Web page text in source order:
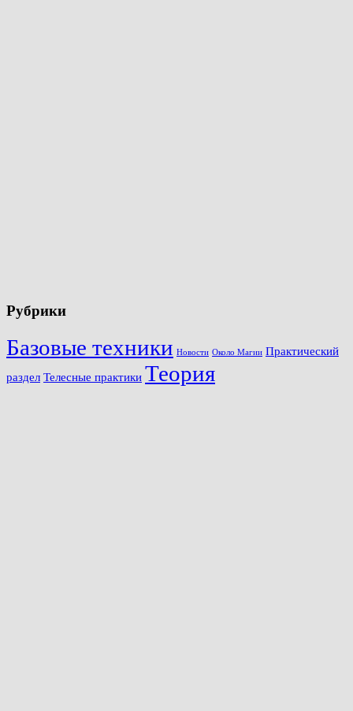
Рубрики
Базовые техники Новости Около Магии Практический
раздел Телесные практики Теория